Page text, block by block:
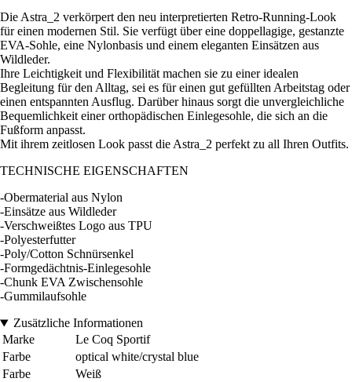
Die Astra_2 verkörpert den neu interpretierten Retro-Running-Look
für einen modernen Stil. Sie verfügt über eine doppellagige, gestanzte
EVA-Sohle, eine Nylonbasis und einem eleganten Einsätzen aus
Wildleder.
Ihre Leichtigkeit und Flexibilität machen sie zu einer idealen
Begleitung für den Alltag, sei es für einen gut gefüllten Arbeitstag oder
einen entspannten Ausflug. Darüber hinaus sorgt die unvergleichliche
Bequemlichkeit einer orthopädischen Einlegesohle, die sich an die
Fußform anpasst.
Mit ihrem zeitlosen Look passt die Astra_2 perfekt zu all Ihren Outfits.
TECHNISCHE EIGENSCHAFTEN
-Obermaterial aus Nylon
-Einsätze aus Wildleder
-Verschweißtes Logo aus TPU
-Polyesterfutter
-Poly/Cotton Schnürsenkel
-Formgedächtnis-Einlegesohle
-Chunk EVA Zwischensohle
-Gummilaufsohle
Zusätzliche Informationen
Marke
Le Coq Sportif
Farbe
optical white/crystal blue
Farbe
Weiß